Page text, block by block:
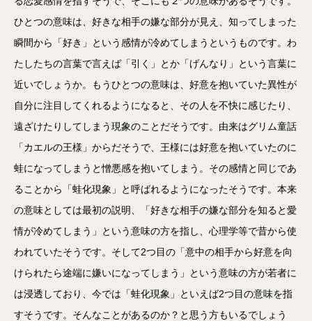
ひとつの意味は、好きな相手の嫌な部分が見え、知ってしまった
瞬間から「好き」という感情が冷めてしまうというものです。わ
たしたちの言葉で言えば「引く」とか「げんなり」という言葉に
近いでしょうか。もうひとつの意味は、好意を抱いていた異性が
自分に注目してくれるようになると、その人を不快に感じたり、
遠ざけたりしてしまう現象のことだそうです。由来はグリム童話
「カエルの王様」からだそうで、王様には好意を抱いていたのに
蛙になってしまうと憎悪感を抱いてしまう。その感情と同じであ
ることから「蛙化現象」と呼ばれるようになったそうです。本来
の意味としては最初の説明、「好きな相手の嫌な部分を知ると愛
情が冷めてしまう」という意味の方を指し、心理学等で昔から使
われていたそうです。そして2つ目の「意中の相手から好意を向
けられたら途端に嫌いになってしまう」という意味の方が若者に
は浸透しており、今では「蛙化現象」といえば2つ目の意味を指
すそうです。そんなことがあるのか？と思う方もいるでしょう